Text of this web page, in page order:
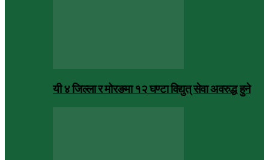
यी ४ जिल्ला र मोरङमा १२ घण्टा विद्युत् सेवा अवरुद्ध हुने